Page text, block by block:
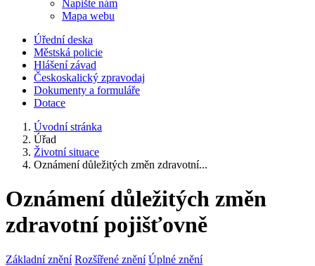
Napište nám
Mapa webu
Úřední deska
Městská policie
Hlášení závad
Českoskalický zpravodaj
Dokumenty a formuláře
Dotace
Úvodní stránka
Úřad
Životní situace
Oznámení důležitých změn zdravotní...
Oznámení důležitých změn
zdravotní pojišťovně
Základní znění Rozšířené znění Úplné znění